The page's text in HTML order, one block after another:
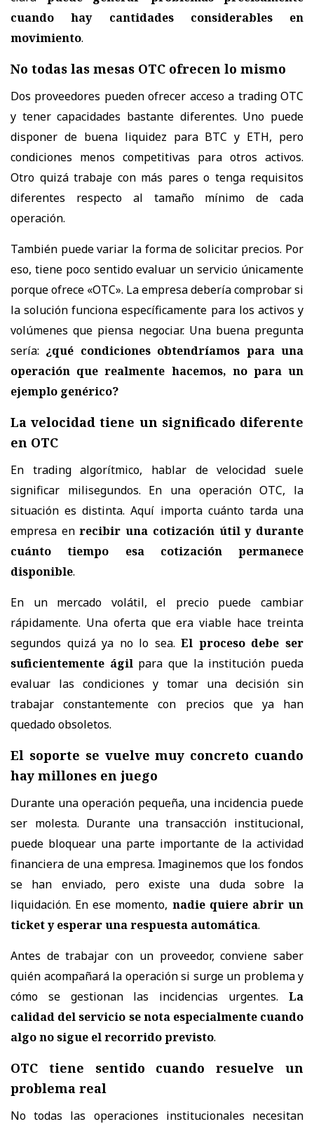
cuando hay cantidades considerables en
movimiento.
No todas las mesas OTC ofrecen lo mismo
Dos proveedores pueden ofrecer acceso a trading OTC
y tener capacidades bastante diferentes. Uno puede
disponer de buena liquidez para BTC y ETH, pero
condiciones menos competitivas para otros activos.
Otro quizá trabaje con más pares o tenga requisitos
diferentes respecto al tamaño mínimo de cada
operación.
También puede variar la forma de solicitar precios. Por
eso, tiene poco sentido evaluar un servicio únicamente
porque ofrece «OTC». La empresa debería comprobar si
la solución funciona específicamente para los activos y
volúmenes que piensa negociar. Una buena pregunta
sería: ¿qué condiciones obtendríamos para una
operación que realmente hacemos, no para un
ejemplo genérico?
La velocidad tiene un significado diferente
en OTC
En trading algorítmico, hablar de velocidad suele
significar milisegundos. En una operación OTC, la
situación es distinta. Aquí importa cuánto tarda una
empresa enrecibir una cotización útil y durante
cuánto tiempo esa cotización permanece
disponible.
En un mercado volátil, el precio puede cambiar
rápidamente. Una oferta que era viable hace treinta
segundos quizá ya no lo sea.El proceso debe ser
suficientemente ágilpara que la institución pueda
evaluar las condiciones y tomar una decisión sin
trabajar constantemente con precios que ya han
quedado obsoletos.
El soporte se vuelve muy concreto cuando
hay millones en juego
Durante una operación pequeña, una incidencia puede
ser molesta. Durante una transacción institucional,
puede bloquear una parte importante de la actividad
financiera de una empresa. Imaginemos que los fondos
se han enviado, pero existe una duda sobre la
liquidación. En ese momento, nadie quiere abrir un
ticket y esperar una respuesta automática.
Antes de trabajar con un proveedor, conviene saber
quién acompañará la operación si surge un problema y
cómo se gestionan las incidencias urgentes. La
calidad del servicio se nota especialmente cuando
algo no sigue el recorrido previsto.
OTC tiene sentido cuando resuelve un
problema real
No todas las operaciones institucionales necesitan